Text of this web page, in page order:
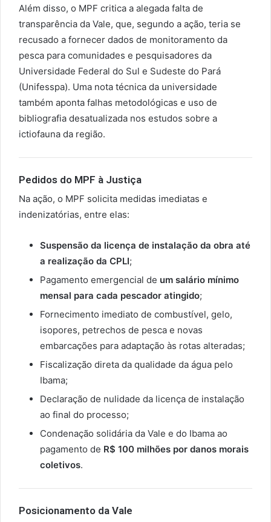
Além disso, o MPF critica a alegada falta de
transparência da Vale, que, segundo a ação, teria se
recusado a fornecer dados de monitoramento da
pesca para comunidades e pesquisadores da
Universidade Federal do Sul e Sudeste do Pará
(Unifesspa). Uma nota técnica da universidade
também aponta falhas metodológicas e uso de
bibliografia desatualizada nos estudos sobre a
ictiofauna da região.
Pedidos do MPF à Justiça
Na ação, o MPF solicita medidas imediatas e
indenizatórias, entre elas:
Suspensão da licença de instalação da obra até
a realização da CPLI;
Pagamento emergencial de um salário mínimo
mensal para cada pescador atingido;
Fornecimento imediato de combustível, gelo,
isopores, petrechos de pesca e novas
embarcações para adaptação às rotas alteradas;
Fiscalização direta da qualidade da água pelo
Ibama;
Declaração de nulidade da licença de instalação
ao final do processo;
Condenação solidária da Vale e do Ibama ao
pagamento de R$ 100 milhões por danos morais
coletivos.
Posicionamento da Vale